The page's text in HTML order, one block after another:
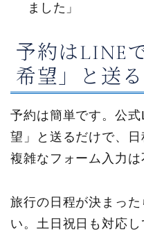
ました」
予約はLINE
希望」と送
予約は簡単です。公
望」と送るだけで、
複雑なフォーム入力は
旅行の日程が決まっ
い。土日祝日も対応